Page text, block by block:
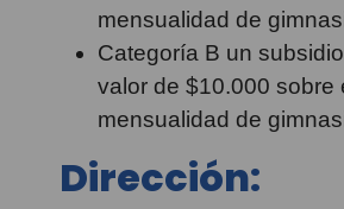
mensualidad de
Categoría B un
valor de $10.000 sobre
mensualidad de
Dirección: